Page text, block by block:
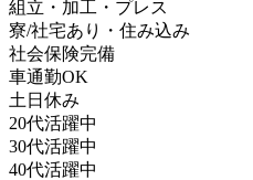
組立・加工・プレス
寮/社宅あり・住み込み
社会保険完備
車通勤OK
土日休み
20代活躍中
30代活躍中
40代活躍中